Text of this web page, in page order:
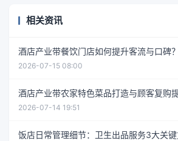
相关资讯
酒店产业带餐饮门店如何提升客流与口碑
2026-07-15 08:00
酒店产业带农家特色菜品打造与顾客复购
2026-07-14 19:51
饭店日常管理细节：卫生出品服务3大关